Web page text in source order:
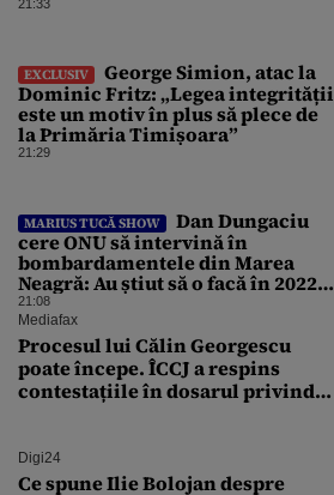
vostru, dar lăsați restul să
21:33
EXCLUSIV
George Simion, atac la
Dominic Fritz: „Legea integrității
este un motiv în plus să plece de
la Primăria Timișoara”
21:29
MARIUS TUCĂ SHOW
Dan Dungaciu
cere ONU să intervină în
bombardamentele din Marea
Neagră: Au știut să o facă în 2022
ca să salveze grânele ucrainene
21:08
Mediafax
Procesul lui Călin Georgescu
poate începe. ÎCCJ a respins
contestațiile în dosarul privind
Digi24
Ce spune Ilie Bolojan despre